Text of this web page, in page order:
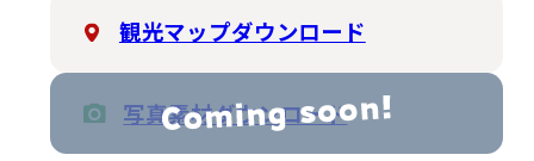
観光マップダウンロード
写真素材ダウンロード